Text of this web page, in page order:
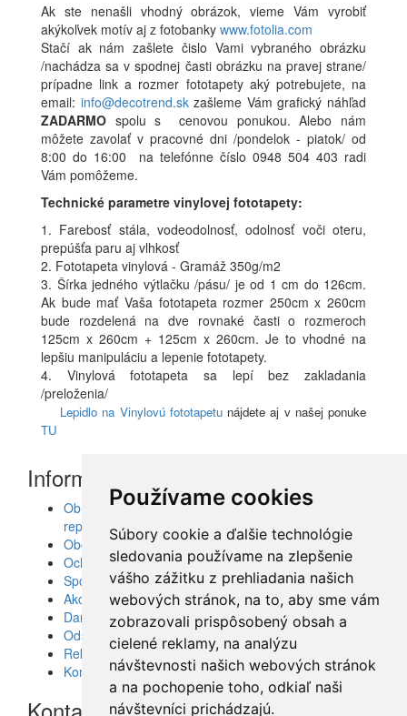
Používame cookies
Súbory cookie a ďalšie technológie
sledovania používame na zlepšenie
vášho zážitku z prehliadania našich
webových stránok, na to, aby sme vám
zobrazovali prispôsobený obsah a
cielené reklamy, na analýzu
návštevnosti našich webových stránok
a na pochopenie toho, odkiaľ naši
návštevníci prichádzajú.
Ak ste nenašli vhodný obrázok, vieme Vám vyrobiť
akýkoľvek motív aj z fotobanky www.fotolia.com
Stačí ak nám zašlete čislo Vami vybraného obrázku
/nachádza sa v spodnej časti obrázku na pravej strane/
prípadne link a rozmer fototapety aký potrebujete, na
email: info@decotrend.skzašleme Vám grafický náhľad
ZADARMO spolu s cenovou ponukou. Alebo nám
môžete zavolať v pracovné dni /pondelok - piatok/ od
8:00 do 16:00 na telefónne číslo 0948 504 403 radi
Vám pomôžeme.
Technické parametre vinylovej fototapety:
1. Farebosť stála, vodeodolnosť, odolnosť voči oteru,
prepúšťa paru aj vlhkosť
2. Fototapeta vinylová - Gramáž 350g/m2
3. Šírka jedného výtlačku /pásu/ je od 1 cm do 126cm.
Ak bude mať Vaša fototapeta rozmer 250cm x 260cm
bude rozdelená na dve rovnaké časti o rozmeroch
125cm x 260cm + 125cm x 260cm. Je to vhodné na
lepšiu manipuláciu a lepenie fototapety.
4. Vinylová fototapeta sa lepí bez zakladania
/preloženia/
Lepidlo na Vinylovú fototapetunájdete aj v našej ponuke
TU
Informácie
Obrazy, nálepky, fototapety, šablóny, dekorácie,
reprodukcie
Obchodné podmienky
Ochrana osobných údajov
Spolupráca
Akcie a Doručenie
Darčekové poukážky
Odstúpenie od zmluvy - vrátenie tovaru
Reklamácia tovaru
Kontakt